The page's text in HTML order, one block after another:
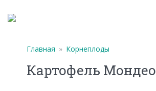
Главная » Корнеплоды
Картофель Мондео